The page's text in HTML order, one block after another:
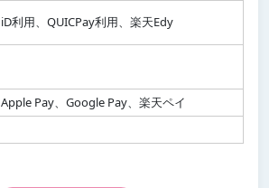
iD利用、QUICPay利用、楽天Edy
Apple Pay、Google Pay、楽天ペイ